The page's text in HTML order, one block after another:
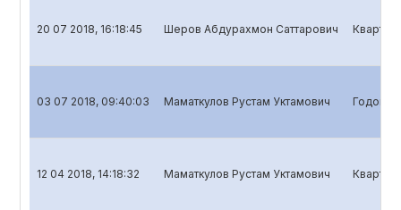
20 07 2018, 16:18:45 Шеров Абдурахмон Саттарович
03 07 2018, 09:40:03 Маматкулов Рустам Уктамович Годовой
12 04 2018, 14:18:32 Маматкулов Рустам Уктамович